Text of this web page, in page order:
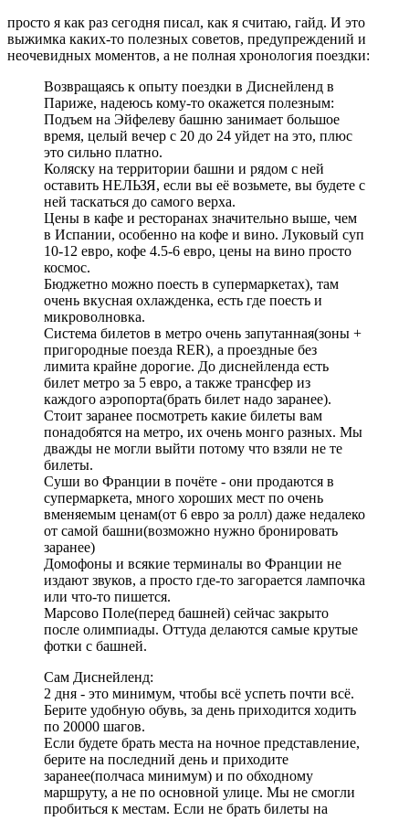
просто я как раз сегодня писал, как я считаю, гайд. И это
выжимка каких-то полезных советов, предупреждений и
неочевидных моментов, а не полная хронология поездки:
Возвращаясь к опыту поездки в Диснейленд в
Париже, надеюсь кому-то окажется полезным:
Подъем на Эйфелеву башню занимает большое
время, целый вечер с 20 до 24 уйдет на это, плюс
это сильно платно.
Коляску на территории башни и рядом с ней
оставить НЕЛЬЗЯ, если вы её возьмете, вы будете с
ней таскаться до самого верха.
Цены в кафе и ресторанах значительно выше, чем
в Испании, особенно на кофе и вино. Луковый суп
10-12 евро, кофе 4.5-6 евро, цены на вино просто
космос.
Бюджетно можно поесть в супермаркетах), там
очень вкусная охлажденка, есть где поесть и
микроволновка.
Система билетов в метро очень запутанная(зоны +
пригородные поезда RER), а проездные без
лимита крайне дорогие. До диснейленда есть
билет метро за 5 евро, а также трансфер из
каждого аэропорта(брать билет надо заранее).
Стоит заранее посмотреть какие билеты вам
понадобятся на метро, их очень монго разных. Мы
дважды не могли выйти потому что взяли не те
билеты.
Суши во Франции в почёте - они продаются в
супермаркета, много хороших мест по очень
вменяемым ценам(от 6 евро за ролл) даже недалеко
от самой башни(возможно нужно бронировать
заранее)
Домофоны и всякие терминалы во Франции не
издают звуков, а просто где-то загорается лампочка
или что-то пишется.
Марсово Поле(перед башней) сейчас закрыто
после олимпиады. Оттуда делаются самые крутые
фотки с башней.
Сам Диснейленд:
2 дня - это минимум, чтобы всё успеть почти всё.
Берите удобную обувь, за день приходится ходить
по 20000 шагов.
Если будете брать места на ночное представление,
берите на последний день и приходите
заранее(полчаса минимум) и по обходному
маршруту, а не по основной улице. Мы не смогли
пробиться к местам. Если не брать билеты на